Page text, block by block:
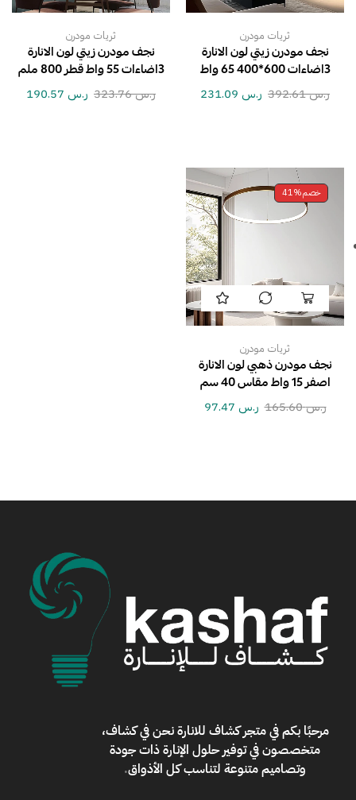
ثريات مودرن
نجف مودرن زيتي لون الانارة
3اضاءات 600*400 65 واط
ر.س392.61 ر.س
ثريات مودرن
نجف مودرن زيتي لون الانارة
3اضاءات 55 واط قطر 800 ملم
ر.س323.76 ر.س
خصم41%
ثريات مودرن
نجف مودرن ذهبي لون الانارة
اصفر 15 واط مقاس 40 سم
ر.س165.60 ر.س
مرحبًا بكم فيمتجر كشاف للانارةنحن في كشاف،
متخصصون في توفير حلول الإنارة ذات جودة
وتصاميم متنوعة لتناسب كل الأذواق.